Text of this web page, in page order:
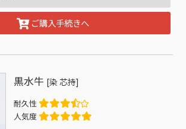
ご購入手続きへ
黒水牛 [染 芯持]
耐久性
人気度